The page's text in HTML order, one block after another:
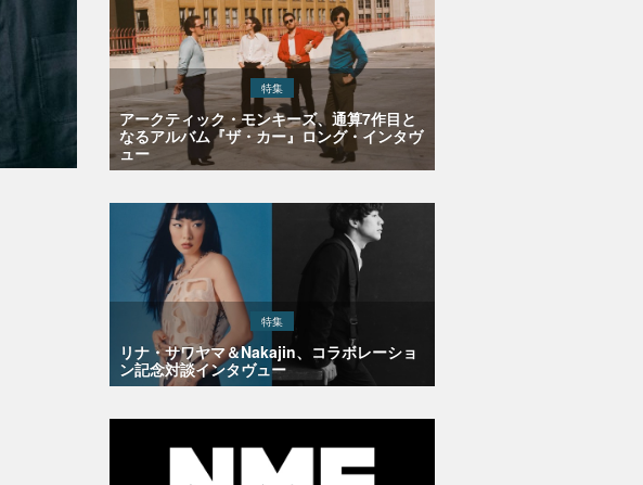
特集
アークティック・モンキーズ、通算7作目と
なるアルバム『ザ・カー』ロング・インタヴ
ュー
特集
リナ・サワヤマ＆Nakajin、コラボレーショ
ン記念対談インタヴュー